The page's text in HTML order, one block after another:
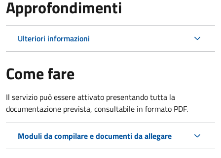
Approfondimenti
Ulteriori informazioni
Come fare
Il servizio può essere attivato presentando tutta la
documentazione prevista, consultabile in formato PDF.
Moduli da compilare e documenti da allegare